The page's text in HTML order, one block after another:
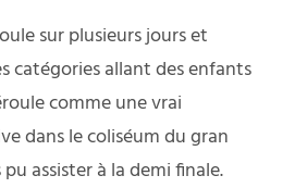
sur plusieurs jours et
catégories allant des enfants
comme une vrai
dans le coliséum du gran
assister à la demi finale.